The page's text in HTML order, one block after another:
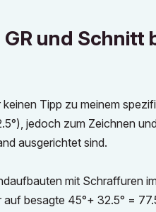
und Schnitt
Tipp zu meinem
jedoch zum Zeichnen
ausgerichtet sind.
mit Schraffuren
besagte 45°+ 32.5° =